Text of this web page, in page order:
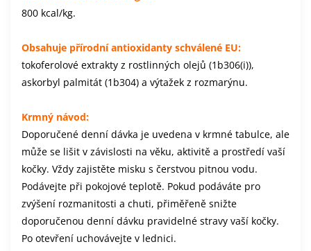
800 kcal/kg.
Obsahuje přírodní antioxidanty schválené EU:
tokoferolové extrakty z rostlinných olejů (1b306(i)),
askorbyl palmitát (1b304) a výtažek z rozmarýnu.
Krmný návod:
Doporučené denní dávka je uvedena v krmné tabulce, ale
může se lišit v závislosti na věku, aktivitě a prostředí vaší
kočky. Vždy zajistěte misku s čerstvou pitnou vodu.
Podávejte při pokojové teplotě. Pokud podáváte pro
zvýšení rozmanitosti a chuti, přiměřeně snižte
doporučenou denní dávku pravidelné stravy vaší kočky.
Po otevření uchovávejte v lednici.